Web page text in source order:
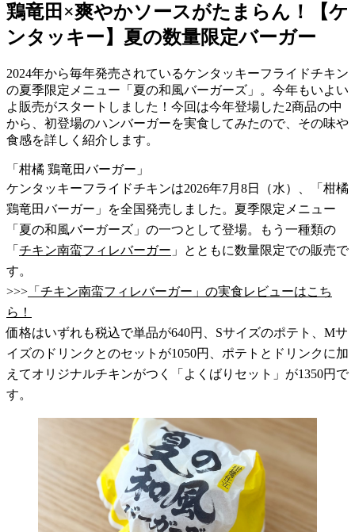
鶏竜田×爽やかソースがたまらん！【ケ
ンタッキー】夏の数量限定バーガー
2024年から毎年発売されているケンタッキーフライドチキン
の夏季限定メニュー「夏の和風バーガーズ」。今年もいよい
よ販売がスタートしました！今回は今年登場した2商品の中
から、初登場のハンバーガーを実食してみたので、その味や
食感を詳しく紹介します。
「柑橘 鶏竜田バーガー」
ケンタッキーフライドチキンは2026年7月8日（水）、「柑橘
鶏竜田バーガー」を全国発売しました。夏季限定メニュー
「夏の和風バーガーズ」の一つとして登場。もう一種類の
「 チキン南蛮フィレバーガー 」とともに数量限定での販売で
す。
>>> 「チキン南蛮フィレバーガー」の実食レビューはこち
ら！
価格はいずれも税込で単品が640円、Sサイズのポテト、Mサ
イズのドリンクとのセットが1050円、ポテトとドリンクに加
えてオリジナルチキンがつく「よくばりセット」が1350円で
す。